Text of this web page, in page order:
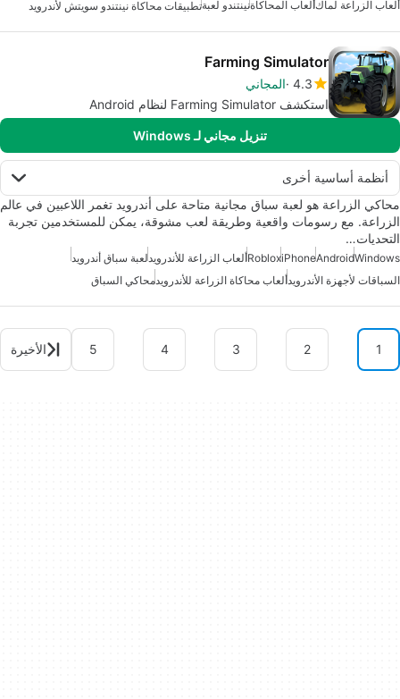
ألعاب الزراعة لماكألعاب المحاكاةنينتندو لعبةتطبيقات محاكاة نينتندو سويتش لأندرويد
Farming Simulator
4.3 المجاني
استكشف Farming Simulator لنظام Android
تنزيل مجاني لـ Windows
أنظمة أساسية أخرى
محاكي الزراعة هو لعبة سباق مجانية متاحة على أندرويد تغمر اللاعبين في عالم
الزراعة. مع رسومات واقعية وطريقة لعب مشوقة، يمكن للمستخدمين تجربة
التحديات…
Windows
Android
iPhone
Robloxألعاب الزراعة للأندرويدلعبة سباق أندرويد
السباقات لأجهزة الأندرويدألعاب محاكاة الزراعة للأندرويدمحاكي السباق
1
2
3
4
5 الأخيرة